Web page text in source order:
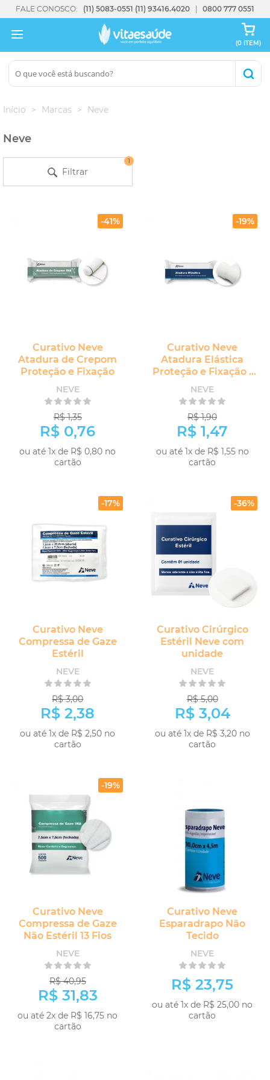
FALE CONOSCO: (11) 5083-0551 (11) 93416.4020 0800 777 0551
(0 ITEM)
Início Marcas Neve
Neve
Filtrar
1
-41%
Curativo Neve
Atadura de Crepom
Proteção e Fixação
NEVE
R$ 1,35
R$ 0,76
ou até 1x de R$ 0,80 no
cartão
-19%
Curativo Neve
Atadura Elástica
Proteção e Fixação -
2,2m
NEVE
R$ 1,90
R$ 1,47
ou até 1x de R$ 1,55 no
cartão
-17%
Curativo Neve
Compressa de Gaze
Estéril
NEVE
R$ 3,00
R$ 2,38
ou até 1x de R$ 2,50 no
cartão
-36%
Curativo Cirúrgico
Estéril Neve com
unidade
NEVE
R$ 5,00
R$ 3,04
ou até 1x de R$ 3,20 no
cartão
-19%
Curativo Neve
Compressa de Gaze
Não Estéril 13 Fios
NEVE
R$ 40,95
R$ 31,83
ou até 2x de R$ 16,75 no
cartão
Curativo Neve
Esparadrapo Não
Tecido
NEVE
R$ 23,75
ou até 1x de R$ 25,00 no
cartão